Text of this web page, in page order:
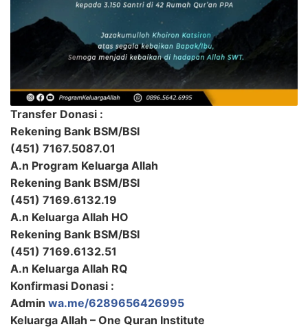
Transfer Donasi :
Rekening Bank BSM/BSI
(451) 7167.5087.01
A.n Program Keluarga Allah
Rekening Bank BSM/BSI
(451) 7169.6132.19
A.n Keluarga Allah HO
Rekening Bank BSM/BSI
(451) 7169.6132.51
A.n Keluarga Allah RQ
Konfirmasi Donasi :
Admin wa.me/6289656426995
Keluarga Allah – One Quran Institute